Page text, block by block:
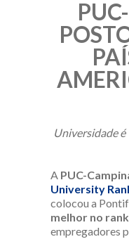
Universidade
A PUC-
University
colocou a
melhor no
empregadores